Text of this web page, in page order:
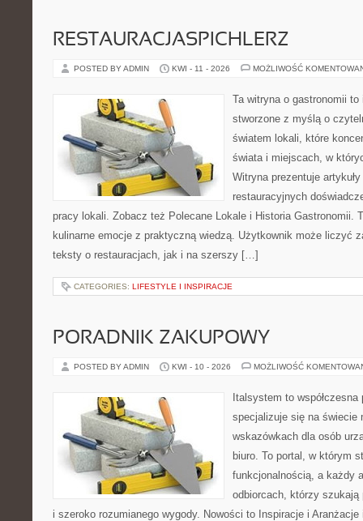
RESTAURACJASPICHLERZ
POSTED BY ADMIN KWI - 11 - 2026 MOŻLIWOŚĆ
Ta witryna o gastronomii
stworzone z myślą o
światem lokali, które
świata i miejscach, w
Witryna prezentuje
restauracyjnych
pracy lokali. Zobacz też Polecane Lokale i Historia Gastronomii.
kulinarne emocje z praktyczną wiedzą. Użytkownik może liczyć
teksty o restauracjach, jak i na szerszy […]
CATEGORIES: LIFESTYLE I INSPIRACJE
PORADNIK ZAKUPOWY
POSTED BY ADMIN KWI - 10 - 2026 MOŻLIWOŚĆ
Italsystem to
specjalizuje się na świecie
wskazówkach dla osób
biuro. To portal, w którym
funkcjonalnością, a każdy
odbiorcach, którzy szukają
i szeroko rozumianego wygody. Nowości to Inspiracje i